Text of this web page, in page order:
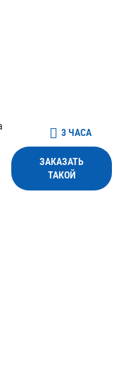
3 ЧАСА
ЗАКАЗАТЬ
ТАКОЙ